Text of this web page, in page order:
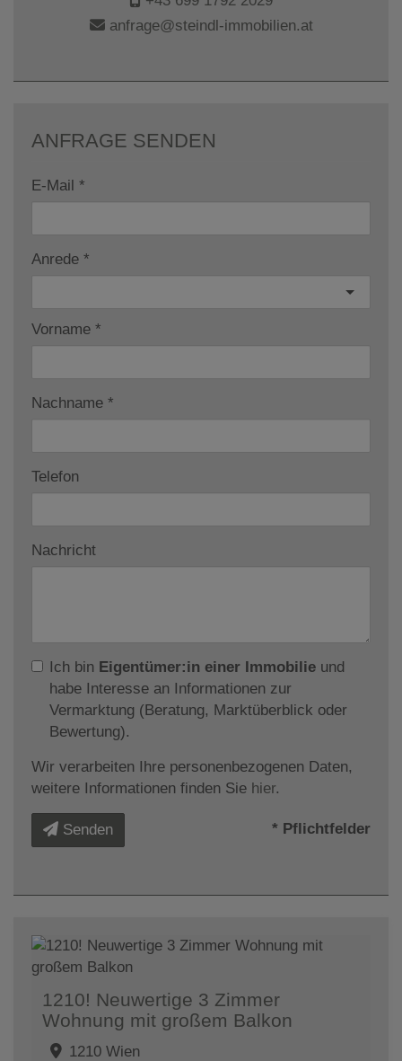
anfrage@steindl-immobilien.at
ANFRAGE SENDEN
E-Mail
Anrede
Vorname
Nachname
Telefon
Nachricht
Ich bin Eigentümer:in einer Immobilie und
habe Interesse an Informationen zur
Vermarktung (Beratung, Marktüberblick oder
Bewertung).
Wir verarbeiten Ihre personenbezogenen Daten,
weitere Informationen finden Sie hier.
Senden * Pflichtfelder
1210! Neuwertige 3 Zimmer
Wohnung mit großem Balkon
1210 Wien